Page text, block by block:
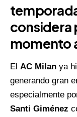
considera
momento
El AC Milan ya
generando gran
especialmente
Santi Giménez